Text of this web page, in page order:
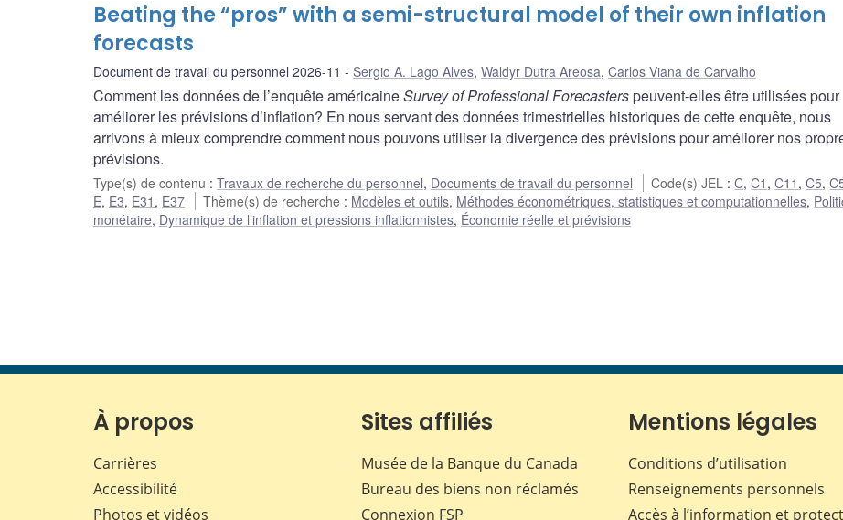
Beating the “pros” with a semi-structural model of their own inflation
forecasts
Document de travail du personnel 2026-11 Sergio A. Lago Alves, Waldyr Dutra Areosa, Carlos Viana de Carvalho
Comment les données de l’enquête américaineSurvey of Professional Forecasterspeuvent-elles être utilisées pour
améliorer les prévisions d’inflation? En nous servant des données trimestrielles historiques de cette enquête, nous
arrivons à mieux comprendre comment nous pouvons utiliser la divergence des prévisions pour améliorer nos
prévisions.
Type(s) de contenu : Travaux de recherche du personnel, Documents de travail du personnel Code(s) JEL :C,C1 ,C11 ,C5,
E, E3, E31 , E37 Thème(s) de recherche : Modèles et outils, Méthodes économétriques, statistiques et computationnelles,
monétaire, Dynamique de l’inflation et pressions inflationnistes, Économie réelle et prévisions
À propos
Carrières
Accessibilité
Photos et vidéos
Sites affiliés
Musée de la Banque du Canada
Bureau des biens non réclamés
Connexion FSP
Mentions légales
Conditions d’utilisation
Renseignements personnels
Accès à l’information et